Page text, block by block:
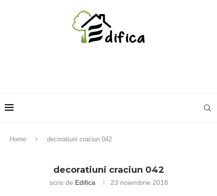
Home decoratiuni craciun 042
decoratiuni craciun 042
scris de Edifica 23 noiembrie 2018